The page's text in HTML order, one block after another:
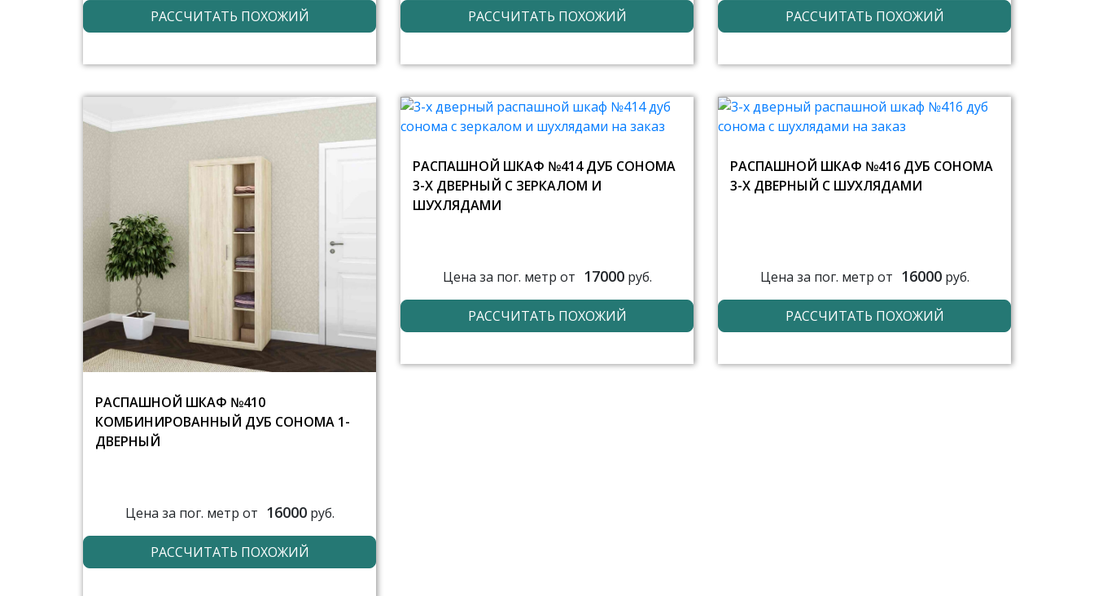
РАССЧИТАТЬ ПОХОЖИЙ РАССЧИТАТЬ ПОХОЖИЙ РАССЧИТАТЬ ПОХОЖИЙ
РАСПАШНОЙ ШКАФ №410
КОМБИНИРОВАННЫЙ ДУБ СОНОМА 1-
ДВЕРНЫЙ
Цена за пог. метр от 16000руб.
РАССЧИТАТЬ ПОХОЖИЙ
РАСПАШНОЙ ШКАФ №414 ДУБ СОНОМА
3-Х ДВЕРНЫЙ С ЗЕРКАЛОМ И
ШУХЛЯДАМИ
Цена за пог. метр от 17000руб.
РАССЧИТАТЬ ПОХОЖИЙ
РАСПАШНОЙ ШКАФ №416 ДУБ СОНОМА
3-Х ДВЕРНЫЙ С ШУХЛЯДАМИ
Цена за пог. метр от 16000руб.
РАССЧИТАТЬ ПОХОЖИЙ